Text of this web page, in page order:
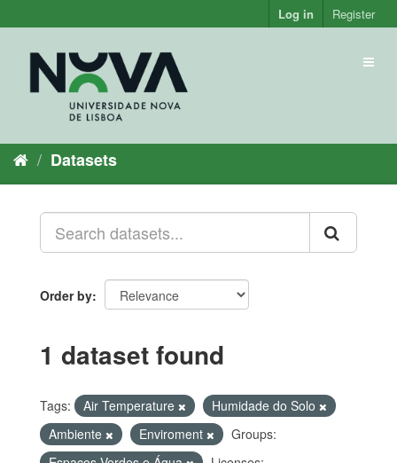
to
Log in Register
Datasets
Order by
1 dataset found
Tags: Air Temperature
Humidade do Solo
Ambiente
Enviroment
Groups: